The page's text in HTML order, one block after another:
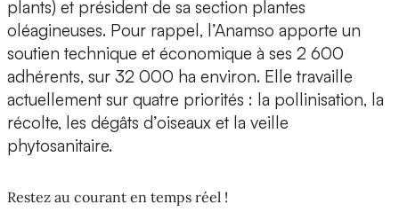
plants) et président de sa section plantes
oléagineuses. Pour rappel, l’Anamso apporte un
soutien technique et économique à ses 2 600
adhérents, sur 32 000 ha environ. Elle travaille
actuellement sur quatre priorités : la pollinisation, la
récolte, les dégâts d’oiseaux et la veille
phytosanitaire.
Restez au courant en temps réel !